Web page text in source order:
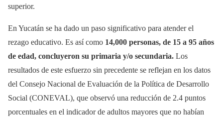
superior.
En Yucatán se ha dado un paso significativo para atender el
rezago educativo. Es así como 14,000 personas, de 15 a 95 años
de edad, concluyeron su primaria y/o secundaria. Los
resultados de este esfuerzo sin precedente se reflejan en los datos
del Consejo Nacional de Evaluación de la Política de Desarrollo
Social (CONEVAL), que observó una reducción de 2.4 puntos
porcentuales en el indicador de adultos mayores que no habían